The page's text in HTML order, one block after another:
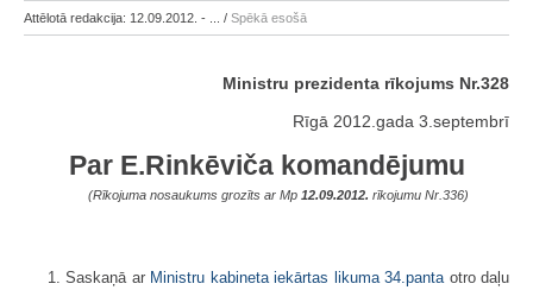
Attēlotā redakcija: 12.09.2012. - ... / Spēkā esošā
Ministru prezidenta rīkojums Nr.328
Rīgā 2012.gada 3.septembrī
Par E.Rinkēviča komandējumu
(Rīkojuma nosaukums grozīts ar Mp 12.09.2012. rīkojumu Nr.336)
1. Saskaņā ar Ministru kabineta iekārtas likuma 34.panta otro daļu